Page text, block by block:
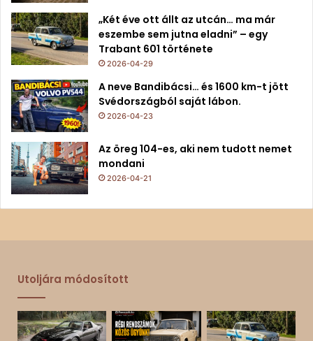
„Két éve ott állt az utcán… ma már
eszembe sem jutna eladni” – egy
Trabant 601 története
2026-04-29
A neve Bandibácsi… és 1600 km-t jött
Svédországból saját lábon.
2026-04-23
Az öreg 104-es, aki nem tudott nemet
mondani
2026-04-21
Utoljára módosított